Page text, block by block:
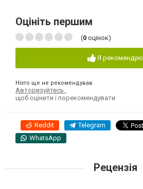
Оцініть першим
(0 оцінок)
Я рекомендую
Ніхто ще не рекомендував
Авторизуйтесь ,
щоб оцінити і порекомендувати
Reddit Telegram
WhatsApp
Рецензія